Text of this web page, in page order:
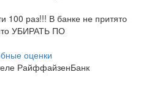
100 раз!!! В банке не притято
УБИРАТЬ ПО
оценки
РайффайзенБанк